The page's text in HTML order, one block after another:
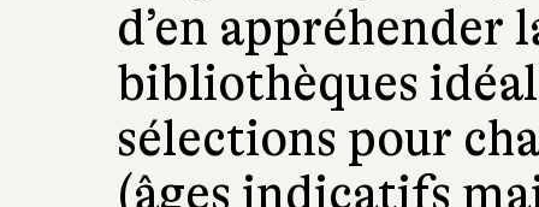
d’en appréhender
bibliothèques
sélections pour
(âges indicatifs